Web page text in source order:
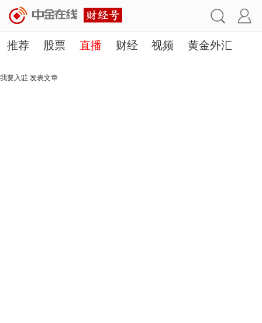
推荐 股票 直播 财经 视频 黄金外汇
理财 行业
我要入驻 发表文章